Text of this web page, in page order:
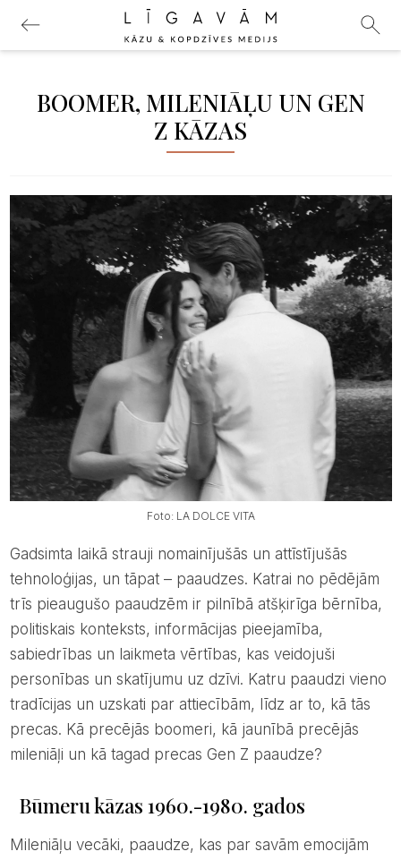
BOOMER, MILENIĀĻU UN GEN
Z KĀZAS
Foto: LA DOLCE VITA
Gadsimta laikā strauji nomainījušās un attīstījušās
tehnoloģijas, un tāpat – paaudzes. Katrai no pēdējām
trīs pieaugušo paaudzēm ir pilnībā atšķirīga bērnība,
politiskais konteksts, informācijas pieejamība,
sabiedrības un laikmeta vērtības, kas veidojuši
personības un skatījumu uz dzīvi. Katru paaudzi vieno
tradīcijas un uzskati par attiecībām, līdz ar to, kā tās
precas. Kā precējās boomeri, kā jaunībā precējās
mileniāļi un kā tagad precas Gen Z paaudze?
Būmeru kāzas 1960.-1980. gados
Mileniāļu vecāki, paaudze, kas par savām emocijām